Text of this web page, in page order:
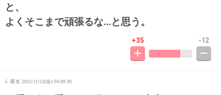
と、
よくそこまで頑張るな…と思う。
+35 -12
5. 匿名 2012/11/23(金) 04:09:30